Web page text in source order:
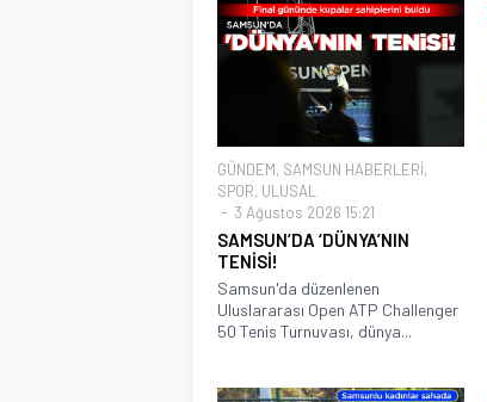
GÜNDEM, SAMSUN HABERLERİ,
SPOR, ULUSAL
3 Ağustos 2026 15:21
SAMSUN’DA ‘DÜNYA’NIN
TENİSİ!
Samsun'da düzenlenen
Uluslararası Open ATP Challenger
50 Tenis Turnuvası, dünya...